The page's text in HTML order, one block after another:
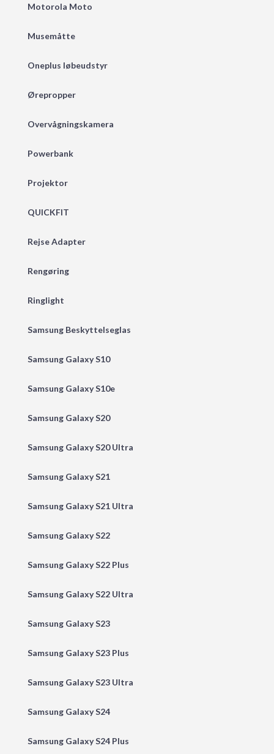
Motorola Moto
Musemåtte
Oneplus løbeudstyr
Ørepropper
Overvågningskamera
Powerbank
Projektor
QUICKFIT
Rejse Adapter
Rengøring
Ringlight
Samsung Beskyttelseglas
Samsung Galaxy S10
Samsung Galaxy S10e
Samsung Galaxy S20
Samsung Galaxy S20 Ultra
Samsung Galaxy S21
Samsung Galaxy S21 Ultra
Samsung Galaxy S22
Samsung Galaxy S22 Plus
Samsung Galaxy S22 Ultra
Samsung Galaxy S23
Samsung Galaxy S23 Plus
Samsung Galaxy S23 Ultra
Samsung Galaxy S24
Samsung Galaxy S24 Plus